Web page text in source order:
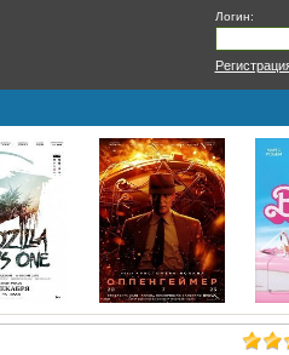
Логин: